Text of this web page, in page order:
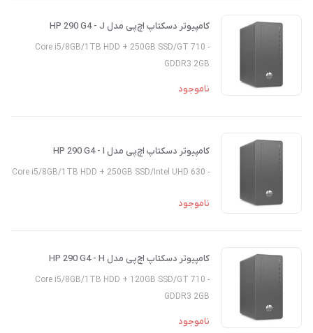
کامپیوتر دسکتاپ اچ‌پی مدل HP 290 G4 - J
- Core i5/8GB/1TB HDD + 250GB SSD/GT 710
GDDR3 2GB
ناموجود
کامپیوتر دسکتاپ اچ‌پی مدل HP 290 G4 - I
- Core i5/8GB/1TB HDD + 250GB SSD/Intel UHD 630
ناموجود
کامپیوتر دسکتاپ اچ‌پی مدل HP 290 G4 - H
- Core i5/8GB/1TB HDD + 120GB SSD/GT 710
GDDR3 2GB
ناموجود